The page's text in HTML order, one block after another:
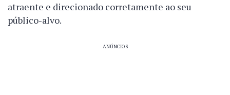
atraente e direcionado corretamente ao seu
público-alvo.
ANÚNCIOS